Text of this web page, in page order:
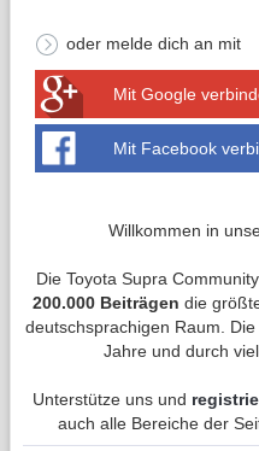
oder melde dich an mit
Mit Google
Mit Facebook
Willkommen in
Die Toyota Supra
200.000 Beiträgen die
deutschsprachigen Raum.
Jahre und durch
Unterstütze uns und
auch alle Bereiche der